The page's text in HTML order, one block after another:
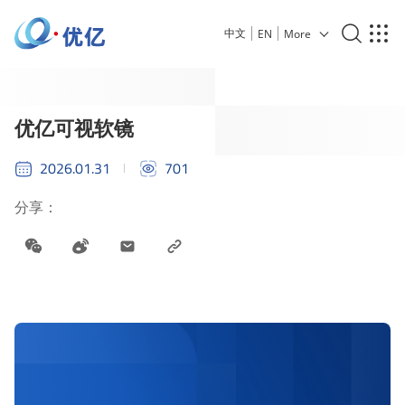
中文 EN More
优亿可视软镜
2026.01.31 701
分享：